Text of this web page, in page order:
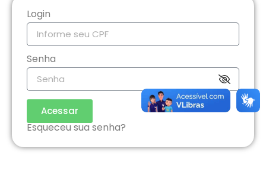
Login
Senha
Acessar
Esqueceu sua senha?